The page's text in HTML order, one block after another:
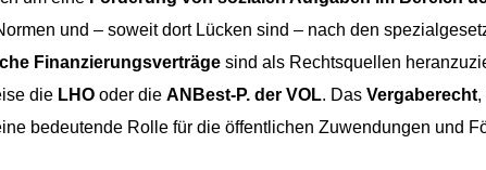
und – soweit dort Lücken sind – nach den
Finanzierungsverträge sind als Rechtsquellen
die LHO oder die ANBest-P. der VOL. Das Vergaberecht,
bedeutende Rolle für die öffentlichen Zuwendungen und